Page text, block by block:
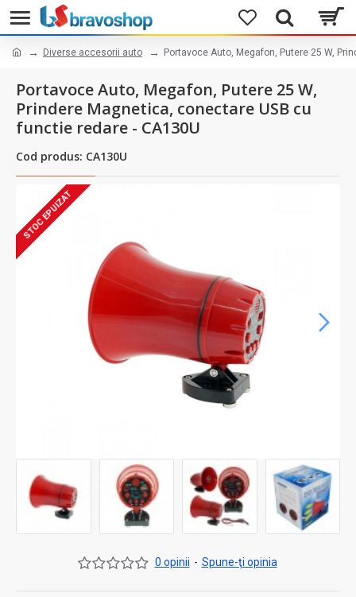
Diverse accesorii auto Portavoce Auto, Megafon, Putere 25 W,
Portavoce Auto, Megafon, Putere 25 W,
Prindere Magnetica, conectare USB cu
functie redare - CA130U
Cod produs: CA130U
STOC EPUIZAT
0 opinii - Spune-ţi opinia